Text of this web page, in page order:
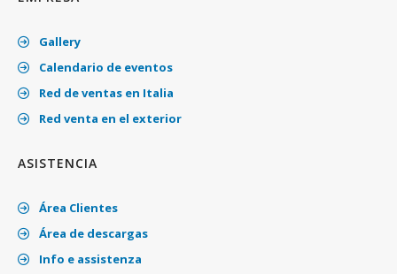
Gallery
Calendario de eventos
Red de ventas en Italia
Red venta en el exterior
ASISTENCIA
Área Clientes
Área de descargas
Info e assistenza